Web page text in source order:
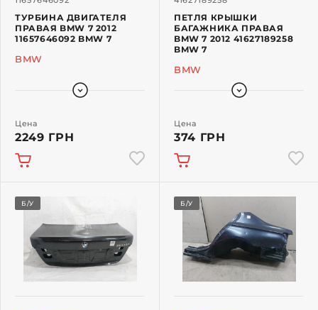
ТУРБИНА ДВИГАТЕЛЯ
ПРАВАЯ BMW 7 2012
11657646092 BMW 7
BMW
Цена
2249 ГРН
ПЕТЛЯ КРЫШКИ
БАГАЖНИКА ПРАВАЯ
BMW 7 2012 41627189258
BMW 7
BMW
Цена
374 ГРН
Б/У Б/У